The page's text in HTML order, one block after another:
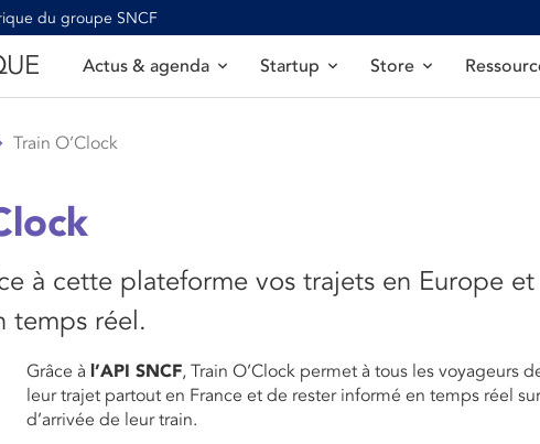
du groupe SNCF
Actus & agenda Startup Store
Train O’Clock
à cette plateforme vos trajets en Europe et
temps réel.
Grâce à l’API SNCF, Train O’Clock permet à tous les voyageurs
leur trajet partout en France et de rester informé en temps réel
d’arrivée de leur train.